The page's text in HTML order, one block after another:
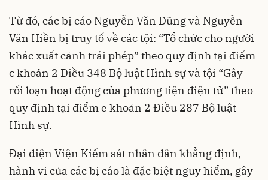
Từ đó, các bị cáo Nguyễn Văn Dũng và Nguyễn
Văn Hiền bị truy tố về các tội: “Tổ chức cho người
khác xuất cảnh trái phép” theo quy định tại điểm
c khoản 2 Điều 348 Bộ luật Hình sự và tội “Gây
rối loạn hoạt động của phương tiện điện tử” theo
quy định tại điểm e khoản 2 Điều 287 Bộ luật
Hình sự.
Đại diện Viện Kiểm sát nhân dân khẳng định,
hành vi của các bị cáo là đặc biệt nguy hiểm, gây